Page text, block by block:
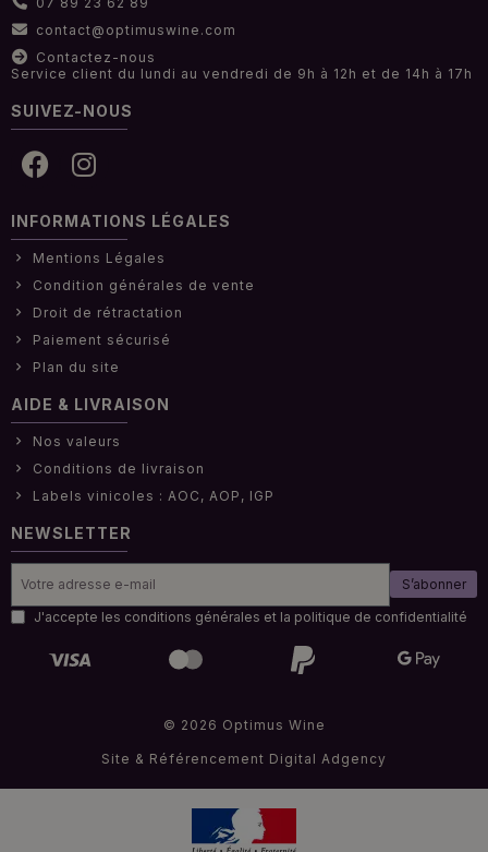
contact@optimuswine.com
Contactez-nous
Service client du lundi au vendredi de 9h à 12h et de 14h à 17h
SUIVEZ-NOUS
INFORMATIONS LÉGALES
Mentions Légales
Condition générales de vente
Droit de rétractation
Paiement sécurisé
Plan du site
AIDE & LIVRAISON
Nos valeurs
Conditions de livraison
Labels vinicoles : AOC, AOP, IGP
NEWSLETTER
S’abonner
J'accepte les conditions générales et la politique de confidentialité
© 2026 Optimus Wine
Site & Référencement Digital Adgency